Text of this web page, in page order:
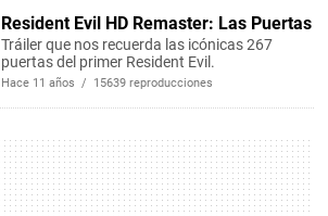
Resident Evil HD Remaster: Las Puertas
Tráiler que nos recuerda las icónicas 267
puertas del primer Resident Evil.
Hace 11 años / 15639 reproducciones